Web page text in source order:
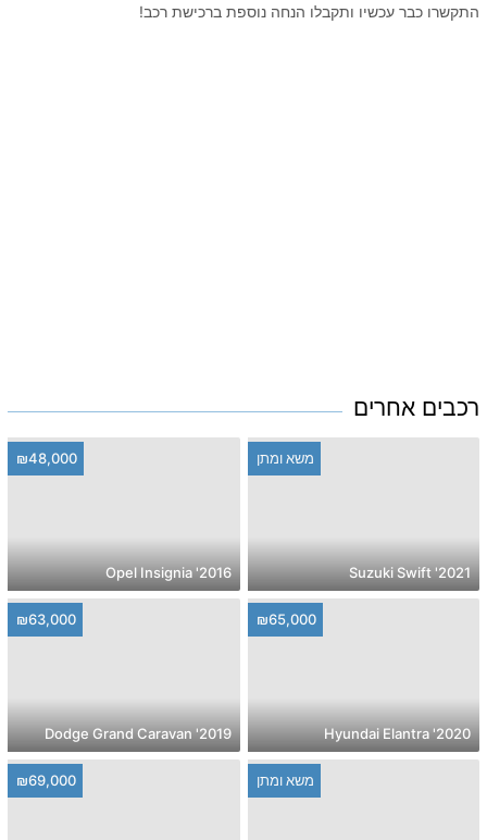
התקשרו כבר עכשיו ותקבלו הנחה נוספת ברכישת רכב!
רכבים אחרים
משא ומתן
2021' Suzuki Swift
₪48,000
2016' Opel Insignia
₪65,000
2020' Hyundai Elantra
₪63,000
2019' Dodge Grand Caravan
משא ומתן ₪69,000